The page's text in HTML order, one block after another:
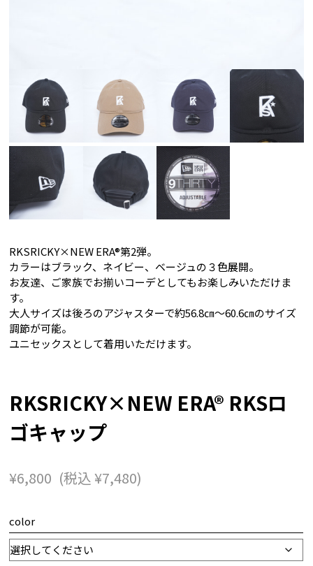
RKSRICKY×NEW ERA®第2弾。
カラーはブラック、ネイビー、ベージュの３色展開。
お友達、ご家族でお揃いコーデとしてもお楽しみいただけま
す。
大人サイズは後ろのアジャスターで約56.8㎝～60.6㎝のサイズ
調節が可能。
ユニセックスとして着用いただけます。
RKSRICKY×NEW ERA® RKSロ
ゴキャップ
¥6,800 (税込¥7,480)
color